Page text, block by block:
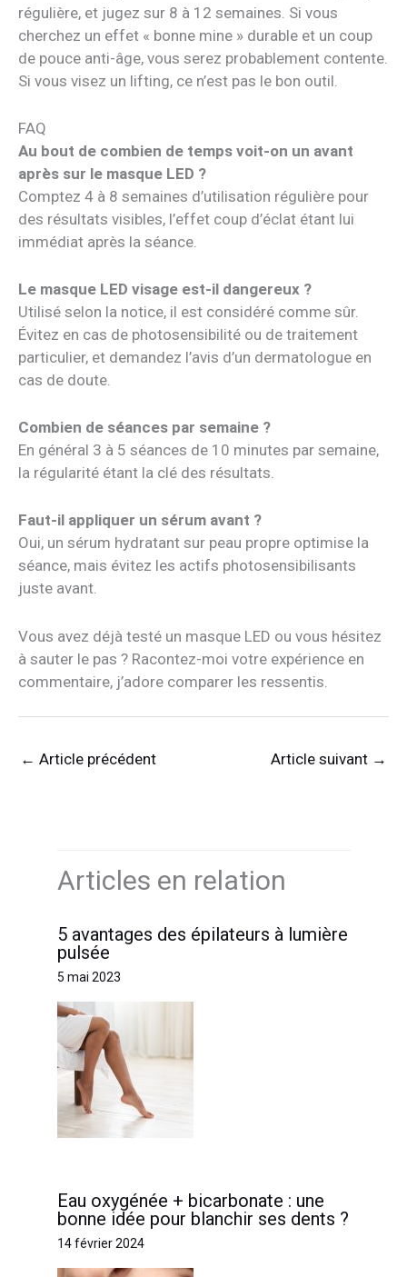
régulière, et jugez sur 8 à 12 semaines. Si vous
cherchez un effet « bonne mine » durable et un coup
de pouce anti-âge, vous serez probablement contente.
Si vous visez un lifting, ce n’est pas le bon outil.
FAQ
Au bout de combien de temps voit-on un avant
après sur le masque LED ?
Comptez 4 à 8 semaines d’utilisation régulière pour
des résultats visibles, l’effet coup d’éclat étant lui
immédiat après la séance.
Le masque LED visage est-il dangereux ?
Utilisé selon la notice, il est considéré comme sûr.
Évitez en cas de photosensibilité ou de traitement
particulier, et demandez l’avis d’un dermatologue en
cas de doute.
Combien de séances par semaine ?
En général 3 à 5 séances de 10 minutes par semaine,
la régularité étant la clé des résultats.
Faut-il appliquer un sérum avant ?
Oui, un sérum hydratant sur peau propre optimise la
séance, mais évitez les actifs photosensibilisants
juste avant.
Vous avez déjà testé un masque LED ou vous hésitez
à sauter le pas ? Racontez-moi votre expérience en
commentaire, j’adore comparer les ressentis.
← Article précédent Article suivant →
Articles en relation
5 avantages des épilateurs à lumière
pulsée
5 mai 2023
Eau oxygénée + bicarbonate : une
bonne idée pour blanchir ses dents ?
14 février 2024